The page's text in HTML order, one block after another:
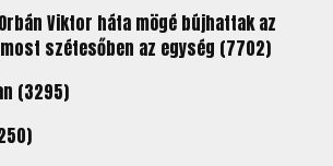
Viktor háta mögé bújhattak az
szétesőben az egység (7702)
(3295)